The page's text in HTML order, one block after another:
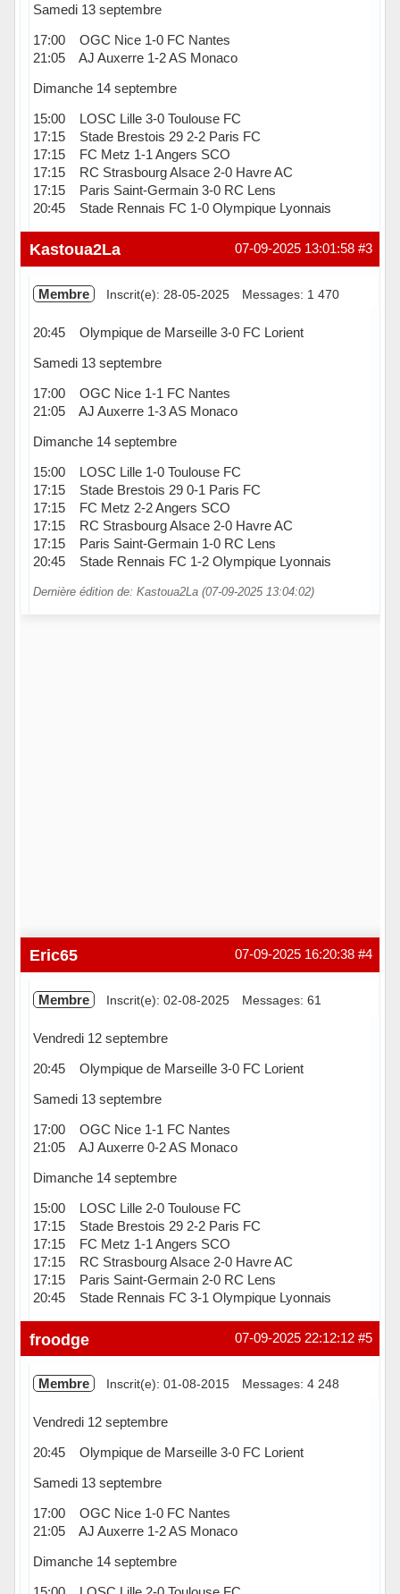
Samedi 13 septembre
17:00 OGC Nice 1-0 FC Nantes
21:05 AJ Auxerre 1-2 AS Monaco
Dimanche 14 septembre
15:00 LOSC Lille 3-0 Toulouse FC
17:15 Stade Brestois 29 2-2 Paris FC
17:15 FC Metz 1-1 Angers SCO
17:15 RC Strasbourg Alsace 2-0 Havre AC
17:15 Paris Saint-Germain 3-0 RC Lens
20:45 Stade Rennais FC 1-0 Olympique Lyonnais
Hors ligne #3
07-09-2025 13:01:58
Kastoua2La
Membre Inscrit(e): 28-05-2025 Messages: 1 470
20:45 Olympique de Marseille 3-0 FC Lorient
Samedi 13 septembre
17:00 OGC Nice 1-1 FC Nantes
21:05 AJ Auxerre 1-3 AS Monaco
Dimanche 14 septembre
15:00 LOSC Lille 1-0 Toulouse FC
17:15 Stade Brestois 29 0-1 Paris FC
17:15 FC Metz 2-2 Angers SCO
17:15 RC Strasbourg Alsace 2-0 Havre AC
17:15 Paris Saint-Germain 1-0 RC Lens
20:45 Stade Rennais FC 1-2 Olympique Lyonnais
Dernière édition de: Kastoua2La (07-09-2025 13:04:02)
#4
07-09-2025 16:20:38
Eric65
Membre Inscrit(e): 02-08-2025 Messages: 61
Vendredi 12 septembre
20:45 Olympique de Marseille 3-0 FC Lorient
Samedi 13 septembre
17:00 OGC Nice 1-1 FC Nantes
21:05 AJ Auxerre 0-2 AS Monaco
Dimanche 14 septembre
15:00 LOSC Lille 2-0 Toulouse FC
17:15 Stade Brestois 29 2-2 Paris FC
17:15 FC Metz 1-1 Angers SCO
17:15 RC Strasbourg Alsace 2-0 Havre AC
17:15 Paris Saint-Germain 2-0 RC Lens
20:45 Stade Rennais FC 3-1 Olympique Lyonnais
Hors ligne #5
07-09-2025 22:12:12
froodge
Membre Inscrit(e): 01-08-2015 Messages: 4 248
Vendredi 12 septembre
20:45 Olympique de Marseille 3-0 FC Lorient
Samedi 13 septembre
17:00 OGC Nice 1-0 FC Nantes
21:05 AJ Auxerre 1-2 AS Monaco
Dimanche 14 septembre